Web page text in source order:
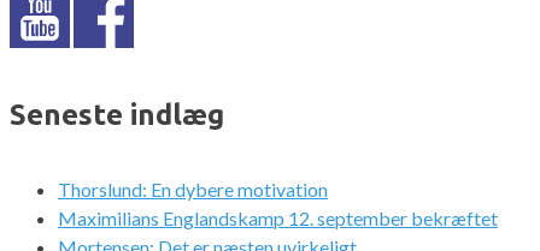
Seneste indlæg
Thorslund: En dybere motivation
Maximilians Englandskamp 12. september bekræftet